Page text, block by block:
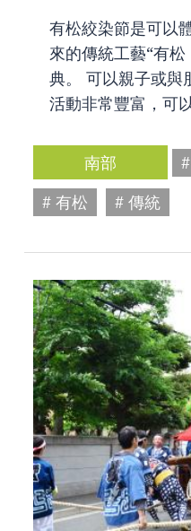
有松絞染節是可以
來的傳統工藝“有
典。 可以親子或與
活動非常豐富，可
南部
# 有松
# 傳統